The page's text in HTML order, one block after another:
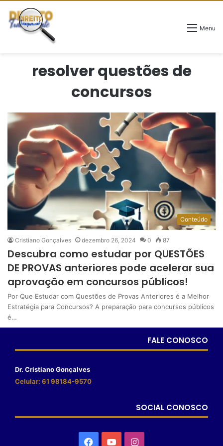
Menu
resolver questões de
concursos
Conteúdo
Cristiano Gonçalves dezembro 26, 2024 0 87
Descubra como estudar por QUESTÕES
DE PROVAS anteriores pode acelerar sua
aprovação em concursos públicos!
Por Que Estudar com Questões de Provas Anteriores é a Melhor
Estratégia para Concursos? A preparação para concursos públicos
é…
FALE CONOSCO
Dr. Cristiano Gonçalves
Celular: 61 98184-9570
SOCIAL CONOSCO